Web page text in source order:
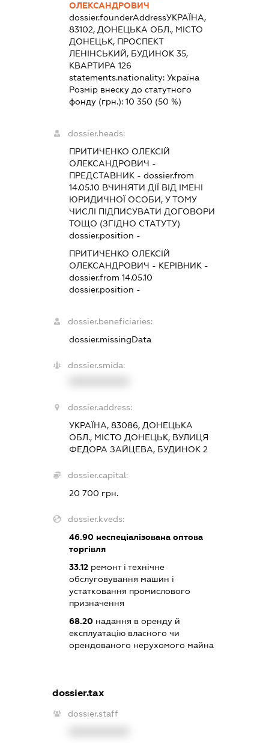
ОЛЕКСАНДРОВИЧ
dossier.founderAddressУКРАЇНА,
83102, ДОНЕЦЬКА ОБЛ., МІСТО
ДОНЕЦЬК, ПРОСПЕКТ
ЛЕНІНСЬКИЙ, БУДИНОК 35,
КВАРТИРА 126
statements.nationality: Україна
Розмір внеску до статутного
фонду (грн.): 10 350 (50 %)
dossier.heads:
ПРИТИЧЕНКО ОЛЕКСІЙ
ОЛЕКСАНДРОВИЧ -
ПРЕДСТАВНИК- dossier.from
14.05.10 ВЧИНЯТИ ДІЇ ВІД ІМЕНІ
ЮРИДИЧНОЇ ОСОБИ, У ТОМУ
ЧИСЛІ ПІДПИСУВАТИ ДОГОВОРИ
ТОЩО (ЗГІДНО СТАТУТУ)
dossier.position -
ПРИТИЧЕНКО ОЛЕКСІЙ
ОЛЕКСАНДРОВИЧ - КЕРІВНИК-
dossier.from 14.05.10
dossier.position -
dossier.beneficiaries:
dossier.missingData
dossier.smida:
dossier.address:
УКРАЇНА, 83086, ДОНЕЦЬКА
ОБЛ., МІСТО ДОНЕЦЬК, ВУЛИЦЯ
ФЕДОРА ЗАЙЦЕВА, БУДИНОК 2
dossier.capital:
20 700 грн.
dossier.kveds:
46.90неспеціалізована оптова
торгівля
33.12ремонт і технічне
обслуговування машин і
устатковання промислового
призначення
68.20надання в оренду й
експлуатацію власного чи
орендованого нерухомого майна
dossier.tax
dossier.staff